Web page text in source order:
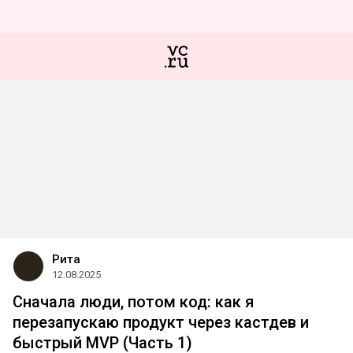
Рита
12.08.2025
Сначала люди, потом код: как я
перезапускаю продукт через кастдев и
быстрый MVP (Часть 1)